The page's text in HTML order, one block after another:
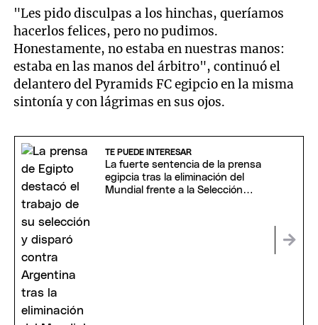
"Les pido disculpas a los hinchas, queríamos
hacerlos felices, pero no pudimos.
Honestamente, no estaba en nuestras manos:
estaba en las manos del árbitro", continuó el
delantero del Pyramids FC egipcio en la misma
sintonía y con lágrimas en sus ojos.
TE PUEDE INTERESAR
La fuerte sentencia de la prensa
egipcia tras la eliminación del
Mundial frente a la Selección